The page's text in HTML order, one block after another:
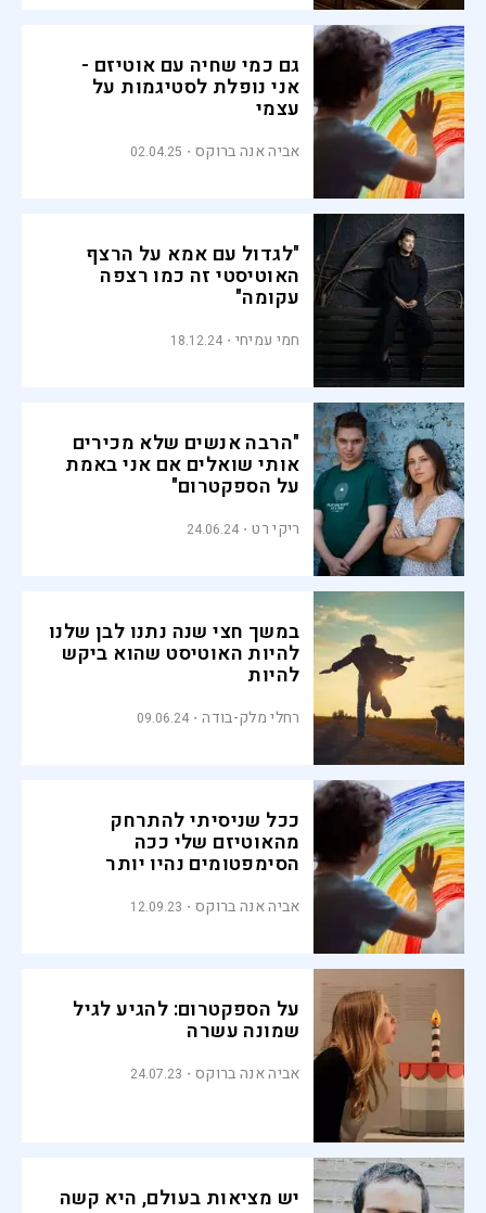
גם כמי שחיה עם אוטיזם -
אני נופלת לסטיגמות על
עצמי
אביה אנה ברוקס 02.04.25
"לגדול עם אמא על הרצף
האוטיסטי זה כמו רצפה
עקומה"
חמי עמיחי 18.12.24
"הרבה אנשים שלא מכירים
אותי שואלים אם אני באמת
על הספקטרום"
ריקי רט 24.06.24
במשך חצי שנה נתנו לבן שלנו
להיות האוטיסט שהוא ביקש
להיות
רחלי מלק-בודה 09.06.24
ככל שניסיתי להתרחק
מהאוטיזם שלי ככה
הסימפטומים נהיו יותר
אביה אנה ברוקס 12.09.23
על הספקטרום: להגיע לגיל
שמונה עשרה
אביה אנה ברוקס 24.07.23
יש מציאות בעולם, היא קשה